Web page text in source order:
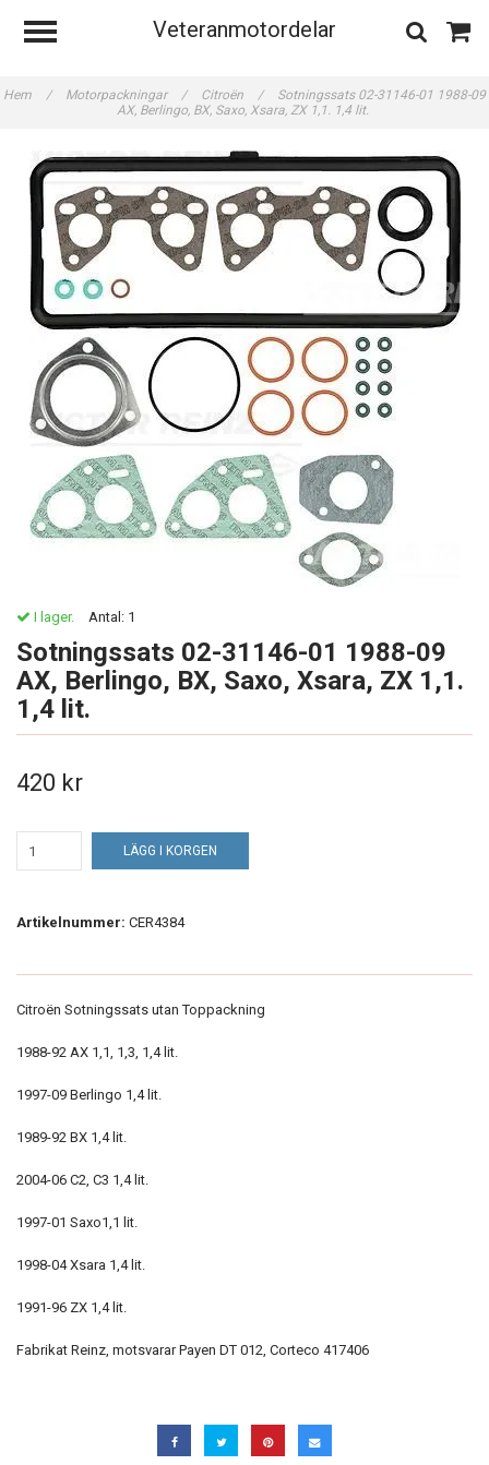
Veteranmotordelar
Hem / Motorpackningar / Citroën /
Sotningssats 02-31146-01 1988-09
AX, Berlingo, BX, Saxo, Xsara, ZX 1,1. 1,4 lit.
I lager. Antal: 1
Sotningssats 02-31146-01 1988-09
AX, Berlingo, BX, Saxo, Xsara, ZX 1,1.
1,4 lit.
420 kr
LÄGG I KORGEN
Artikelnummer: CER4384
Citroën Sotningssats utan Toppackning
1988-92 AX 1,1, 1,3, 1,4 lit.
1997-09 Berlingo 1,4 lit.
1989-92 BX 1,4 lit.
2004-06 C2, C3 1,4 lit.
1997-01 Saxo1,1 lit.
1998-04 Xsara 1,4 lit.
1991-96 ZX 1,4 lit.
Fabrikat Reinz, motsvarar Payen DT 012, Corteco 417406